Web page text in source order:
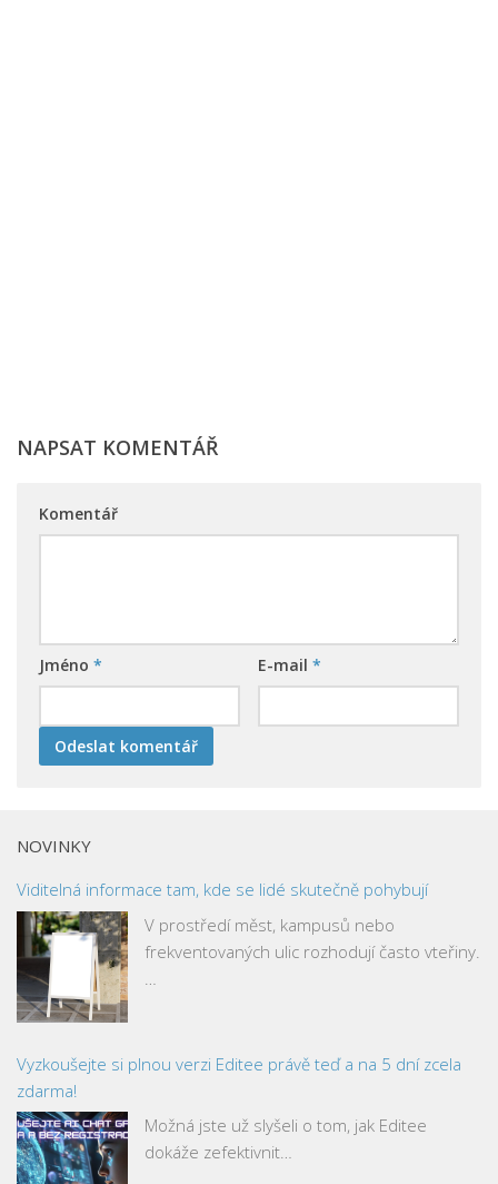
NAPSAT KOMENTÁŘ
Komentář
Jméno * E-mail *
NOVINKY
Viditelná informace tam, kde se lidé skutečně pohybují
V prostředí měst, kampusů nebo
frekventovaných ulic rozhodují často vteřiny.
Vyzkoušejte si plnou verzi Editee právě teď a na 5 dní zcela
zdarma!
Možná jste už slyšeli o tom, jak Editee
dokáže zefektivnit…